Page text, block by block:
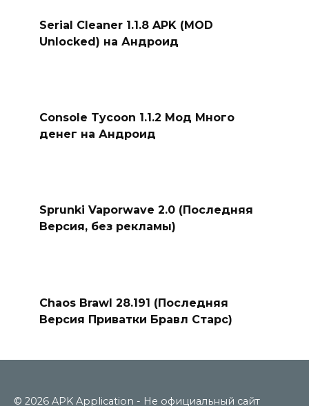
Serial Cleaner 1.1.8 APK (MOD
Unlocked) на Андроид
Console Tycoon 1.1.2 Мод Много
денег на Андроид
Sprunki Vaporwave 2.0 (Последняя
Версия, без рекламы)
Chaos Brawl 28.191 (Последняя
Версия Приватки Бравл Старс)
© 2026 APK Application - Не официальный сайт